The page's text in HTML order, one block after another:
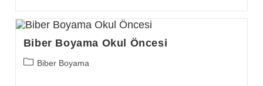
Biber Boyama Okul Öncesi
PostBiber Boyama